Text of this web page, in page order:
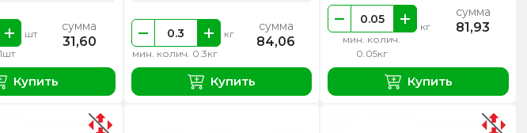
шт сумма
31,60
Купить
мин. колич. 0.3кг
кг сумма
84,06
Купить
мин. колич.
0.05кг
кг
сумма
81,93
Купить